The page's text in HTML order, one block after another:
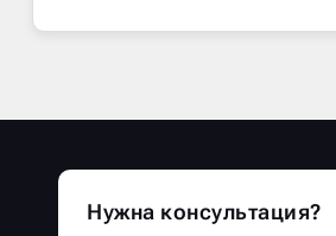
Нужна консультация?